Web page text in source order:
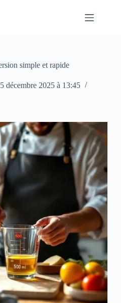
simple et rapide
5 décembre 2025 à 13:45